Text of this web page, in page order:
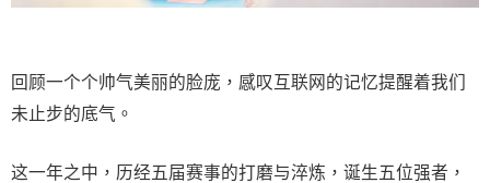
回顾一个个帅气美丽的脸庞，感叹互联网的记忆提醒着我们
未止步的底气。
这一年之中，历经五届赛事的打磨与淬炼，诞生五位强者，